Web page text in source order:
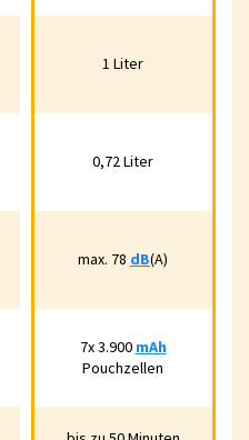
7x 3.900mAh
Pouchzellen
1 Liter
0,72 Liter
max. 78 dB(A)
7x 3.900 mAh
Pouchzellen